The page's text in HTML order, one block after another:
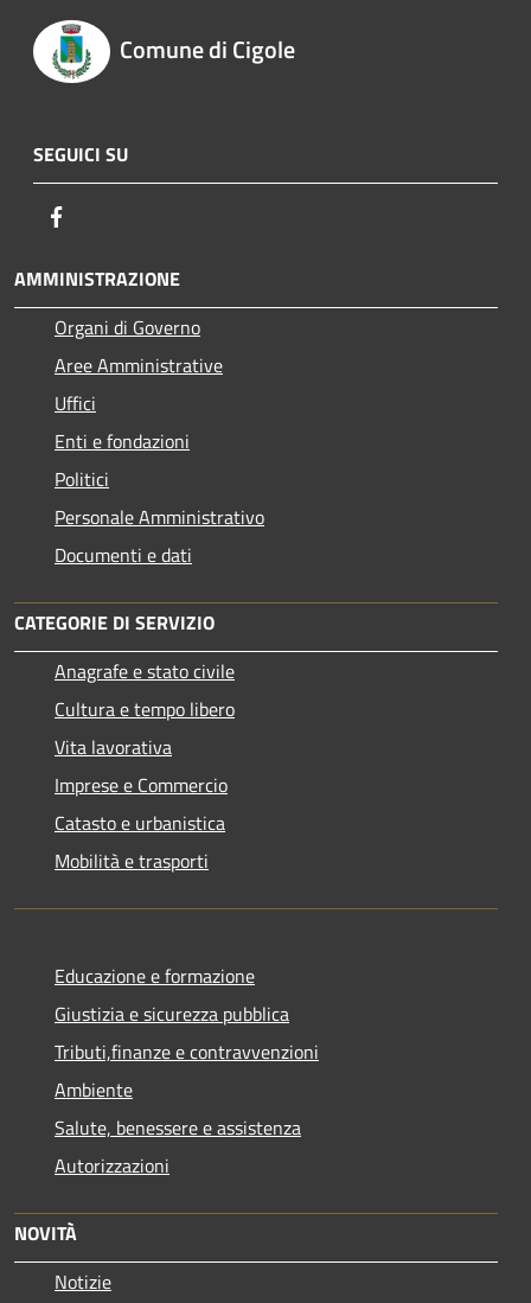
Comune di Cigole
SEGUICI SU
AMMINISTRAZIONE
Organi di Governo
Aree Amministrative
Uffici
Enti e fondazioni
Politici
Personale Amministrativo
Documenti e dati
CATEGORIE DI SERVIZIO
Anagrafe e stato civile
Cultura e tempo libero
Vita lavorativa
Imprese e Commercio
Catasto e urbanistica
Mobilità e trasporti
Educazione e formazione
Giustizia e sicurezza pubblica
Tributi,finanze e contravvenzioni
Ambiente
Salute, benessere e assistenza
Autorizzazioni
NOVITÀ
Notizie